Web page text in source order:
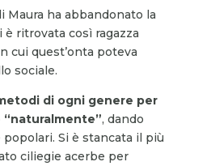
Maura ha abbandonato la
è ritrovata così ragazza
cui quest’onta poteva
sociale.
di ogni genere per
, dando
Si è stancata il più
ciliegie acerbe per